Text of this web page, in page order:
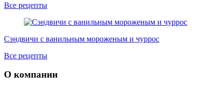
Все рецепты
Сэндвичи с ванильным мороженым и чуррос
Все рецепты
О компании